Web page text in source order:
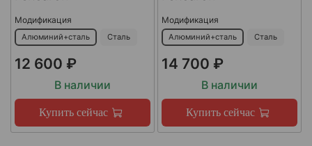
Модификация
Алюминий+сталь Сталь
12 600 ₽
В наличии
Купить сейчас
Модификация
Алюминий+сталь Сталь
14 700 ₽
В наличии
Купить сейчас